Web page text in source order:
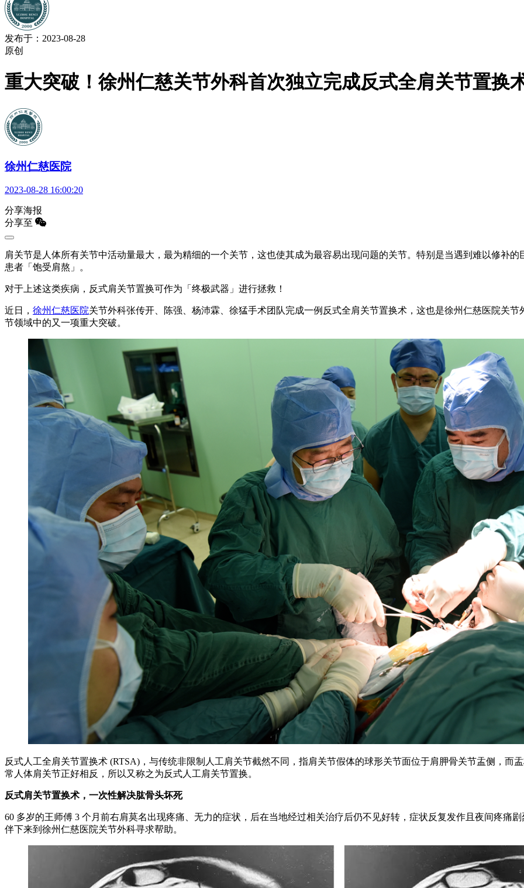
发布于：2023-08-28
原创
重大突破！徐州仁慈关节外科首次独立完成反式全肩关节置换
徐州仁慈医院
2023-08-28 16:00:20
分享海报
分享至
肩关节是人体所有关节中活动量最大，最为精细的一个关节，这也使其成为最容易出现问题的关节。特别是当遇到难以修补
患者「饱受肩熬」。
对于上述这类疾病，反式肩关节置换可作为「终极武器」进行拯救！
近日， 徐州仁慈医院关节外科张传开、陈强、杨沛霖、徐猛手术团队完成一例反式全肩关节置换术，这也是徐州仁慈医院关
节领域中的又一项重大突破。
反式人工全肩关节置换术 (RTSA)，与传统非限制人工肩关节截然不同，指肩关节假体的球形关节面位于肩胛骨关节盂侧，而
常人体肩关节正好相反，所以又称之为反式人工肩关节置换。
反式肩关节置换术，一次性解决肱骨头坏死
60 多岁的王师傅 3 个月前右肩莫名出现疼痛、无力的症状，后在当地经过相关治疗后仍不见好转，症状反复发作且夜间疼痛
伴下来到徐州仁慈医院关节外科寻求帮助。